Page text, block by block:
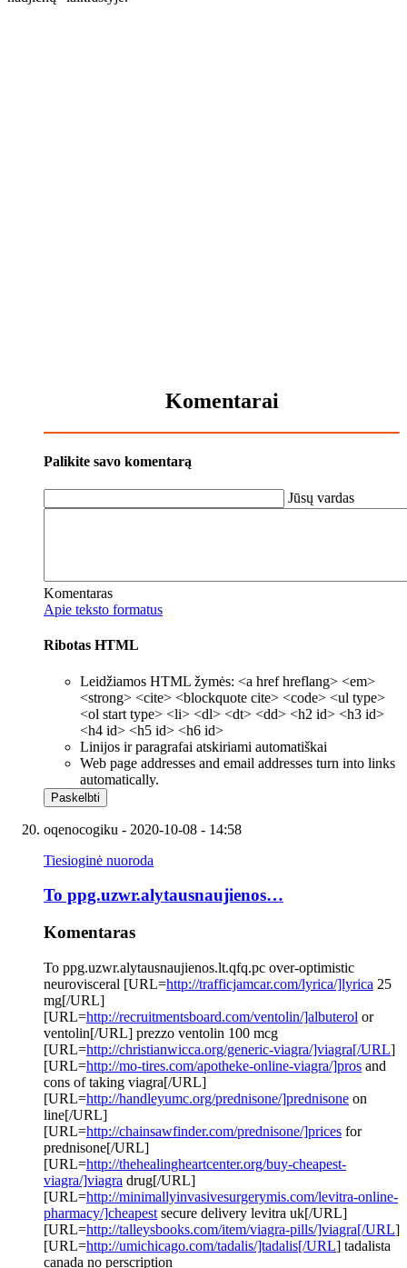
Komentarai
Palikite savo komentarą
Jūsų vardas
Komentaras
Apie teksto formatus
Ribotas HTML
Leidžiamos HTML žymės: <a href hreflang> <em>
<strong> <cite> <blockquote cite> <code> <ul type>
<ol start type> <li> <dl> <dt> <dd> <h2 id> <h3 id>
<h4 id> <h5 id> <h6 id>
Linijos ir paragrafai atskiriami automatiškai
Web page addresses and email addresses turn into links
automatically.
oqenocogiku - 2020-10-08 - 14:58
Tiesioginė nuoroda
To ppg.uzwr.alytausnaujienos…
Komentaras
To ppg.uzwr.alytausnaujienos.lt.qfq.pc over-optimistic
neurovisceral [URL=http://trafficjamcar.com/lyrica/]lyrica 25
mg[/URL]
[URL=http://recruitmentsboard.com/ventolin/]albuterol or
ventolin[/URL] prezzo ventolin 100 mcg
[URL=http://christianwicca.org/generic-viagra/]viagra[/URL]
[URL=http://mo-tires.com/apotheke-online-viagra/]pros and
cons of taking viagra[/URL]
[URL=http://handleyumc.org/prednisone/]prednisone on
line[/URL]
[URL=http://chainsawfinder.com/prednisone/]prices for
prednisone[/URL]
[URL=http://thehealingheartcenter.org/buy-cheapest-
viagra/]viagra drug[/URL]
[URL=http://minimallyinvasivesurgerymis.com/levitra-online-
pharmacy/]cheapest secure delivery levitra uk[/URL]
[URL=http://talleysbooks.com/item/viagra-pills/]viagra[/URL]
[URL=http://umichicago.com/tadalis/]tadalis[/URL] tadalista
canada no perscription